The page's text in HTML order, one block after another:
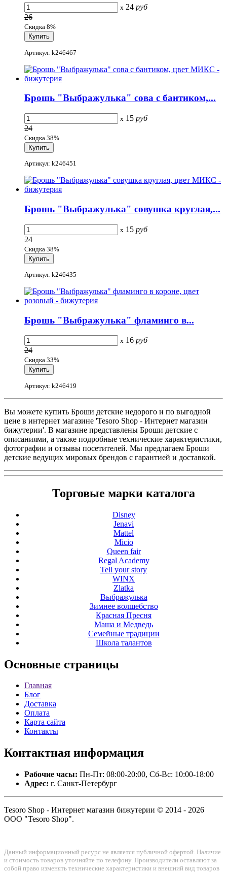
x 24 руб
26
Скидка 8%
Артикул: k246467
Брошь "Выбражулька" сова с бантиком,...
x 15 руб
24
Скидка 38%
Артикул: k246451
Брошь "Выбражулька" совушка круглая,...
x 15 руб
24
Скидка 38%
Артикул: k246435
Брошь "Выбражулька" фламинго в...
x 16 руб
24
Скидка 33%
Артикул: k246419
Вы можете купить Броши детские недорого и по выгодной
цене в интернет магазине 'Tesoro Shop - Интернет магазин
бижутерии'. В магазине представлены Броши детские с
описаниями, а также подробные технические характеристики,
фотографии и отзывы посетителей. Мы предлагаем Броши
детские ведущих мировых брендов с гарантией и доставкой.
Торговые марки каталога
Disney
Jenavi
Mattel
Micio
Queen fair
Regal Academy
Tell your story
WINX
Zlatka
Выбражулька
Зимнее волшебство
Красная Пресня
Маша и Медведь
Семейные традиции
Школа талантов
Основные страницы
Главная
Блог
Доставка
Оплата
Карта сайта
Контакты
Контактная информация
Рабочие часы: Пн-Пт: 08:00-20:00, Сб-Вс: 10:00-18:00
Адрес: г. Санкт-Петербург
Tesoro Shop - Интернет магазин бижутерии © 2014 - 2026
ООО "Tesoro Shop".
Данный информационный ресурс не является публичной офертой. Наличие
и стоимость товаров уточняйте по телефону. Производители оставляют за
собой право изменять технические характеристики и внешний вид товаров